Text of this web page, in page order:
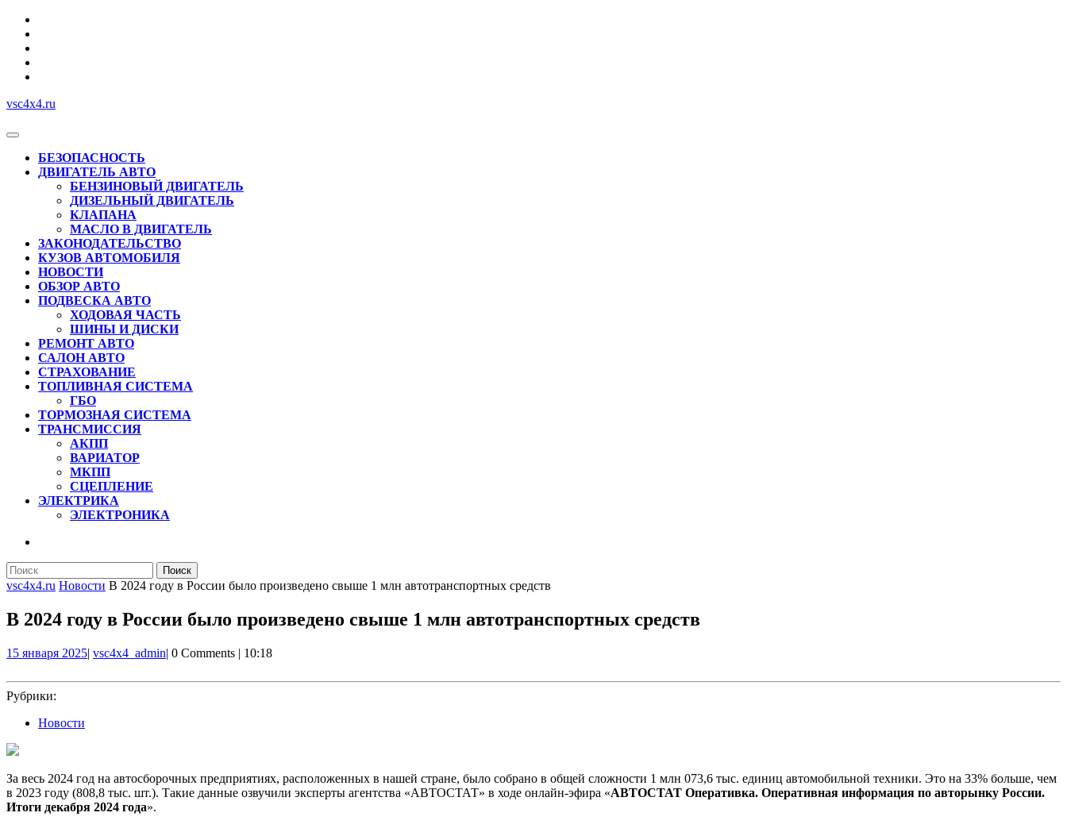
Перейти
содержимому
vsc4x4.ru
Кнопка
ОткрытьБЕЗОПАСНОСТЬ
ДВИГАТЕЛЬ АВТО
БЕНЗИНОВЫЙ ДВИГАТЕЛЬ
ДИЗЕЛЬНЫЙ ДВИГАТЕЛЬ
КЛАПАНА
МАСЛО В ДВИГАТЕЛЬ
ЗАКОНОДАТЕЛЬСТВО
КУЗОВ АВТОМОБИЛЯ
НОВОСТИ
ОБЗОР АВТО
ПОДВЕСКА АВТО
ХОДОВАЯ ЧАСТЬ
ШИНЫ И ДИСКИ
РЕМОНТ АВТО
САЛОН АВТО
СТРАХОВАНИЕ
ТОПЛИВНАЯ СИСТЕМА
ГБО
ТОРМОЗНАЯ СИСТЕМА
ТРАНСМИССИЯ
АКПП
ВАРИАТОР
МКПП
СЦЕПЛЕНИЕ
ЭЛЕКТРИКА
ЭЛЕКТРОНИКА
КНОПКА
Найти:
vsc4x4.ru Новости В 2024 году в России было произведено свыше 1 млн автотранспортных средств
В 2024 году в России было произведено свыше 1 млн автотранспортных средств
15 января 202515
2025
| vsc4x4_adminvsc4x4_admin
| 0 Comments | 10:18
Рубрики:
Новости
За весь 2024 год на автосборочных предприятиях, расположенных в нашей стране, было собрано в общей сложности 1 млн 073,6 тыс. единиц автомобильной техники. Это на 33% больше, чем
в 2023 году (808,8 тыс. шт.). Такие данные озвучили эксперты агентства «АВТОСТАТ» в ходе онлайн-эфира «АВТОСТАТ Оперативка. Оперативная информация по авторынку России.
Итоги декабря 2024 года».